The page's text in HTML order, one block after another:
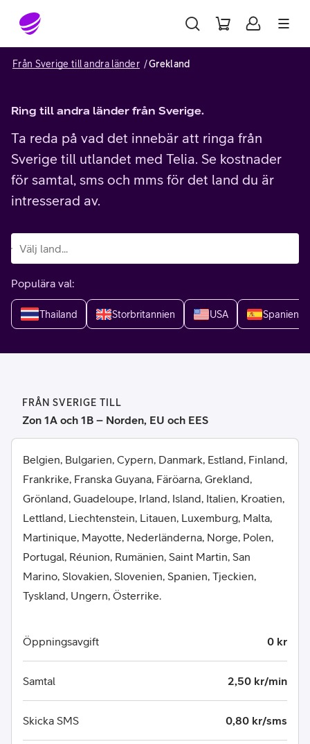
Gå till sidans innehåll
Från Sverige till andra länder Grekland
Ring till andra länder från Sverige.
Ta reda på vad det innebär att ringa från
Sverige till utlandet med Telia. Se kostnader
för samtal, sms och mms för det land du är
intresserad av.
Populära val:
Thailand Storbritannien USA Spanien
FRÅN SVERIGE TILL
Zon 1A och 1B – Norden, EU och EES
Belgien, Bulgarien, Cypern, Danmark, Estland, Finland,
Frankrike, Franska Guyana, Färöarna, Grekland,
Grönland, Guadeloupe, Irland, Island, Italien, Kroatien,
Lettland, Liechtenstein, Litauen, Luxemburg, Malta,
Martinique, Mayotte, Nederländerna, Norge, Polen,
Portugal, Réunion, Rumänien, Saint Martin, San
Marino, Slovakien, Slovenien, Spanien, Tjeckien,
Tyskland, Ungern, Österrike.
Öppningsavgift 0 kr
Samtal 2,50 kr/min
Skicka SMS 0,80 kr/sms